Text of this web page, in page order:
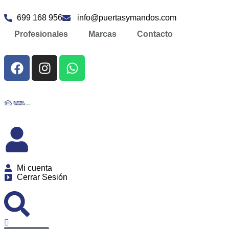
699 168 956
info@puertasymandos.com
Profesionales
Marcas Contacto
Mi cuenta
Cerrar Sesión